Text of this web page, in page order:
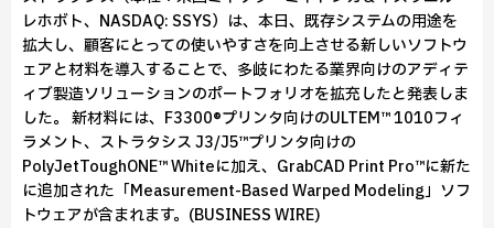
レホボト、NASDAQ: SSYS）は、本日、既存システムの用途を
拡大し、顧客にとっての使いやすさを向上させる新しいソフトウ
ェアと材料を導入することで、多岐にわたる業界向けのアディテ
ィブ製造ソリューションのポートフォリオを拡充したと発表しま
した。 新材料には、F3300®プリンタ向けのULTEM™ 1010フィ
ラメント、ストラタシス J3/J5™プリンタ向けの
PolyJetToughONE™ Whiteに加え、GrabCAD Print Pro™に新た
に追加された「Measurement-Based Warped Modeling」ソフ
トウェアが含まれます。(BUSINESS WIRE)